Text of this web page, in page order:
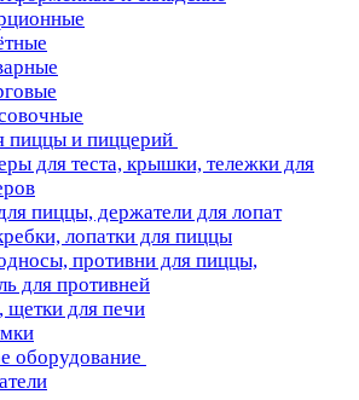
пиццы и пиццерий
для теста, крышки, тележки для
пиццы, держатели для лопат
лопатки для пиццы
противни для пиццы,
для противней
щетки для печи
оборудование